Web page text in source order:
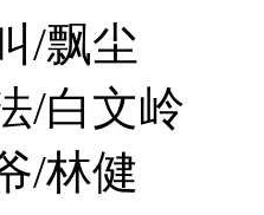
飘尘
白文岭
林健